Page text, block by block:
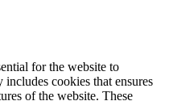
for the website to
cookies that ensures
of the website. These